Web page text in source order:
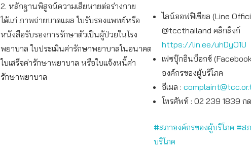
2. หลักฐานพิสูจน์ความเสียหายต่อร่างกาย
ได้แก่ ภาพถ่ายบาดแผล ใบรับรองแพทย์หรือ
หนังสือรับรองการรักษาตัวเป็นผู้ป่วยในโรง
พยาบาล ใบประเมินค่ารักษาพยาบาลในอนาคต
ใบเสร็จค่ารักษาพยาบาล หรือใบแจ้งหนี้ค่า
รักษาพยาบาล
ไลน์ออฟฟิเชียล (Line
@tccthailand คลิกลิงก์
https://lin.ee/uhDyO1U
เฟซบุ๊กอินบ็อกซ์
องค์กรของผู้บริโภค
อีเมล :
โทรศัพท์ : 02 239 1839 กด
#สภาองค์กรของผู้บริโภค #ส
บริโภค